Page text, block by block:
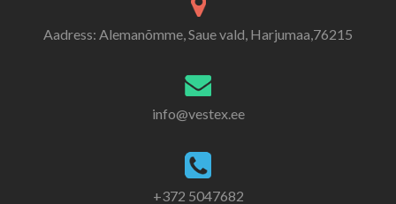
Aadress: Alemanõmme, Saue vald, Harjumaa,76215
info@vestex.ee
+372 5047682